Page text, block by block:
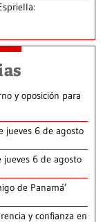
y oposición para
jueves 6 de agosto
jueves 6 de agosto
de Panamá’
y confianza en